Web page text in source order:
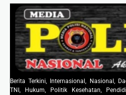
Berita Terkini, Internasional, Nasional,
TNI, Hukum, Politik Kesehatan,